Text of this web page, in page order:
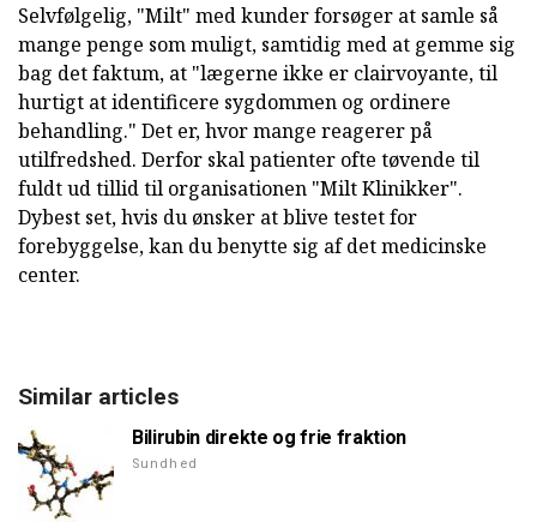
Selvfølgelig, "Milt" med kunder forsøger at samle så
mange penge som muligt, samtidig med at gemme sig
bag det faktum, at "lægerne ikke er clairvoyante, til
hurtigt at identificere sygdommen og ordinere
behandling." Det er, hvor mange reagerer på
utilfredshed. Derfor skal patienter ofte tøvende til
fuldt ud tillid til organisationen "Milt Klinikker".
Dybest set, hvis du ønsker at blive testet for
forebyggelse, kan du benytte sig af det medicinske
center.
Similar articles
Bilirubin direkte og frie fraktion
Sundhed